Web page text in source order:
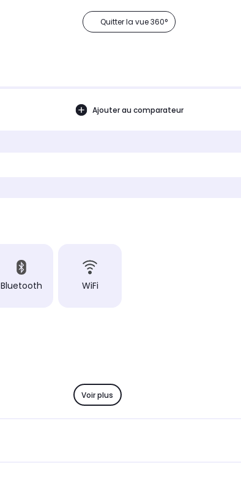
Quitter la vue 360°
Ajouter au comparateur
Bluetooth WiFi
Voir plus